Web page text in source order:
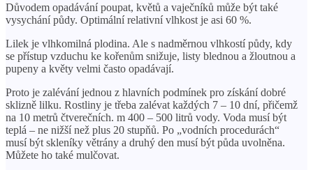
Důvodem opadávání poupat, květů a vaječníků může být také
vysychání půdy. Optimální relativní vlhkost je asi 60 %.
Lilek je vlhkomilná plodina. Ale s nadměrnou vlhkostí půdy, kdy
se přístup vzduchu ke kořenům snižuje, listy blednou a žloutnou a
pupeny a květy velmi často opadávají.
Proto je zalévání jednou z hlavních podmínek pro získání dobré
sklizně lilku. Rostliny je třeba zalévat každých 7 – 10 dní, přičemž
na 10 metrů čtverečních. m 400 – 500 litrů vody. Voda musí být
teplá – ne nižší než plus 20 stupňů. Po „vodních procedurách“
musí být skleníky větrány a druhý den musí být půda uvolněna.
Můžete ho také mulčovat.